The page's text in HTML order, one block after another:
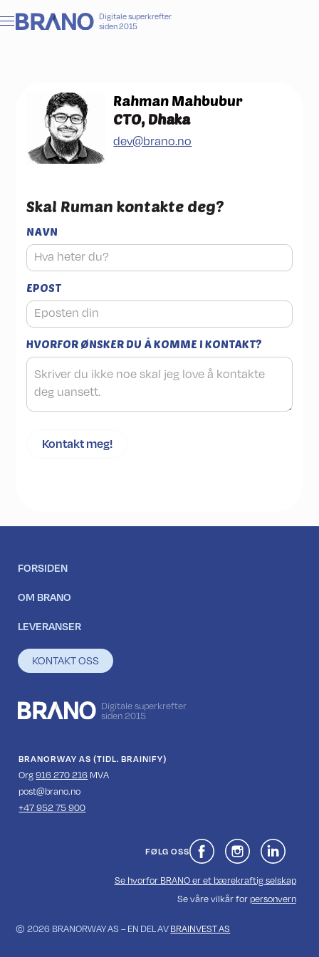
Digitale superkrefter
siden 2015
Rahman Mahbubur
CTO, Dhaka
dev@brano.no
Skal Ruman kontakte deg?
NAVN
EPOST
HVORFOR ØNSKER DU Å KOMME I KONTAKT?
FORSIDEN
OM BRANO
LEVERANSER
KONTAKT OSS
Digitale superkrefter
siden 2015
BRANORWAY AS (TIDL. BRAINIFY)
Org916 270 216 MVA
‍post@brano.no
+47 952 75 900
FØLG OSS
Se hvorfor BRANO er et bærekraftig selskap
Se våre vilkår for personvern
© 2026 BRANORWAY AS – EN DEL AVBRAINVEST AS